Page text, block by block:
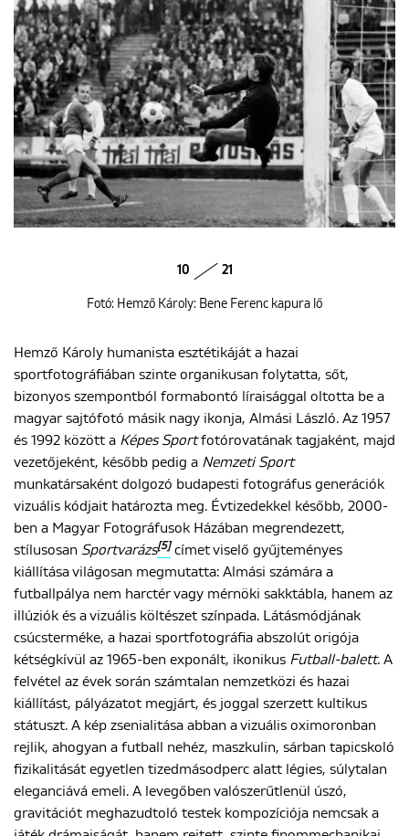
10 21
Fotó: Hemző Károly: Bene Ferenc kapura lő
Hemző Károly humanista esztétikáját a hazai
sportfotográfiában szinte organikusan folytatta, sőt,
bizonyos szempontból formabontó líraisággal oltotta be a
magyar sajtófotó másik nagy ikonja, Almási László. Az 1957
és 1992 között a Képes Sportfotórovatának tagjaként, majd
vezetőjeként, később pedig a Nemzeti Sport
munkatársaként dolgozó budapesti fotográfus generációk
vizuális kódjait határozta meg. Évtizedekkel később, 2000-
ben a Magyar Fotográfusok Házában megrendezett,
stílusosan Sportvarázs[5]címet viselő gyűjteményes
kiállítása világosan megmutatta: Almási számára a
futballpálya nem harctér vagy mérnöki sakktábla, hanem az
illúziók és a vizuális költészet színpada. Látásmódjának
csúcsterméke, a hazai sportfotográfia abszolút origója
kétségkívül az 1965-ben exponált, ikonikus Futball-balett. A
felvétel az évek során számtalan nemzetközi és hazai
kiállítást, pályázatot megjárt, és joggal szerzett kultikus
státuszt. A kép zsenialitása abban a vizuális oximoronban
rejlik, ahogyan a futball nehéz, maszkulin, sárban tapicskoló
fizikalitását egyetlen tizedmásodperc alatt légies, súlytalan
eleganciává emeli. A levegőben valószerűtlenül úszó,
gravitációt meghazudtoló testek kompozíciója nemcsak a